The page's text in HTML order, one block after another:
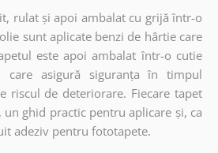
rulat și apoi ambalat cu grijă într-o
sunt aplicate benzi de hârtie care
este apoi ambalat într-o cutie
care asigură siguranța în timpul
riscul de deteriorare. Fiecare tapet
un ghid practic pentru aplicare și, ca
adeziv pentru fototapete.